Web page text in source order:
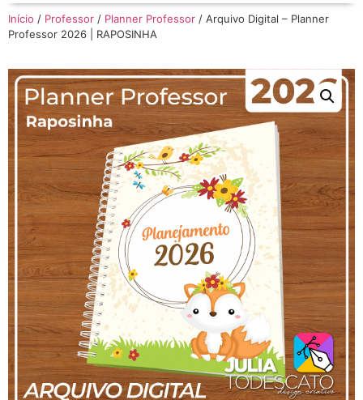
Início / Professor / Planner Professor / Arquivo Digital – Planner
Professor 2026 | RAPOSINHA